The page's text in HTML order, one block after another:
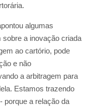
algumas
a inovação criada
ao cartório, pode
e não
a arbitragem para
Estamos trazendo
porque a relação da